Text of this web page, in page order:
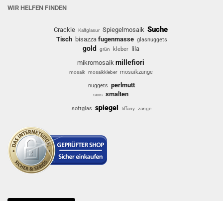
WIR HELFEN FINDEN
Crackle Kaltglasur Spiegelmosaik Suche
Tisch bisazza fugenmasse glasnuggets
gold grün kleber
lila
mikromosaik millefiori
mosaik mosaikkleber mosaikzange
nuggets perlmutt
sicis smalten
softglas spiegel tiffany zange